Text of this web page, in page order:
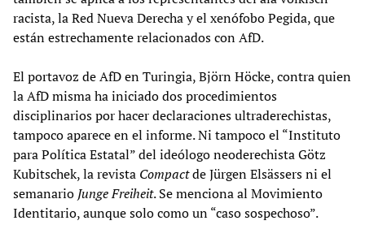
racista, la Red Nueva Derecha y el xenófobo Pegida, que
están estrechamente relacionados con AfD.
El portavoz de AfD en Turingia, Björn Höcke, contra quien
la AfD misma ha iniciado dos procedimientos
disciplinarios por hacer declaraciones ultraderechistas,
tampoco aparece en el informe. Ni tampoco el “Instituto
para Política Estatal” del ideólogo neoderechista Götz
Kubitschek, la revista Compactde Jürgen Elsässers ni el
semanario Junge Freiheit. Se menciona al Movimiento
Identitario, aunque solo como un “caso sospechoso”.